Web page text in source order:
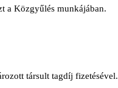
a Közgyűlés munkájában.
társult tagdíj fizetésével.